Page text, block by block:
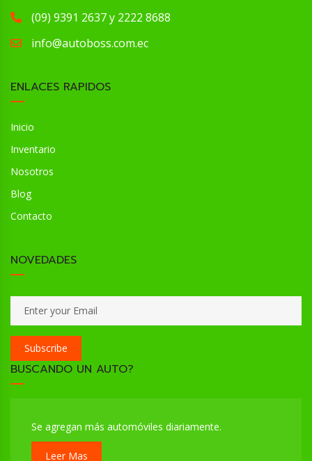
(09) 9391 2637 y 2222 8688
info@autoboss.com.ec
ENLACES RAPIDOS
Inicio
Inventario
Nosotros
Blog
Contacto
NOVEDADES
Subscribe
BUSCANDO UN AUTO?
Se agregan más automóviles diariamente.
Leer Mas